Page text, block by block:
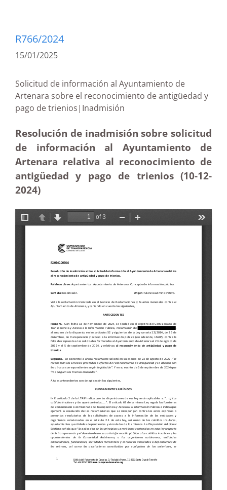
R766/2024
15/01/2025
Solicitud de información al Ayuntamiento de
Artenara sobre el reconocimiento de antigüedad y
pago de trienios|Inadmisión
Resolución de inadmisión sobre solicitud
de información al Ayuntamiento de
Artenara relativa al reconocimiento de
antigüedad y pago de trienios (10-12-
2024)